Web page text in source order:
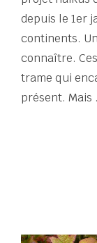
depuis le 1er
continents.
connaître.
trame qui
présent. Mais